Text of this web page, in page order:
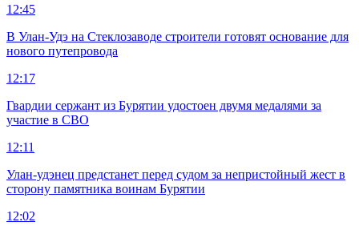
12:45
В Улан-Удэ на Стеклозаводе строители готовят основание для
нового путепровода
12:17
Гвардии сержант из Бурятии удостоен двумя медалями за
участие в СВО
12:11
Улан-удэнец предстанет перед судом за непристойный жест в
сторону памятника воинам Бурятии
12:02